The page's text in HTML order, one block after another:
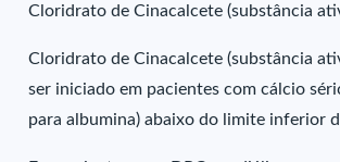
Cloridrato de Cinacalcete (substância
Cloridrato de Cinacalcete (substância
ser iniciado em pacientes com cálcio
para albumina) abaixo do limite inferior